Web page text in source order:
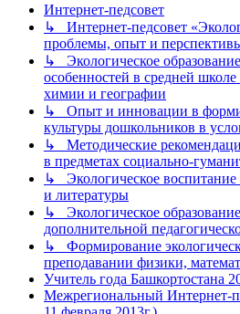
Интернет-педсовет
↳ Интернет-педсовет
проблемы, опыт и
↳ Экологическое
особенностей в средней
химии и географии
↳ Опыт и инновации в
культуры дошкольников в
↳ Методические
в предметах социально-
↳ Экологическое воспитание
и литературы
↳ Экологическое
дополнительной
↳ Формирование
преподавании физики,
Учитель года Башкортостана
Межрегиональный Интернет-